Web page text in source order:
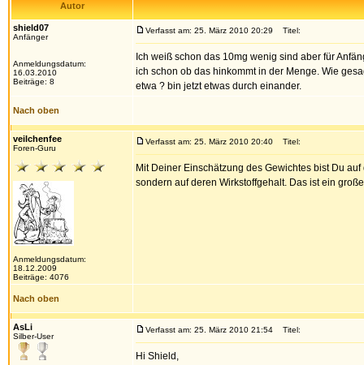
Autor
shield07
Anfänger
Anmeldungsdatum:
16.03.2010
Beiträge: 8
Verfasst am: 25. März 2010 20:29 Titel:
Ich weiß schon das 10mg wenig sind aber für
ich schon ob das hinkommt in der Menge. Wie
etwa ? bin jetzt etwas durch einander.
Nach oben
veilchenfee
Foren-Guru
Anmeldungsdatum:
18.12.2009
Beiträge: 4076
Verfasst am: 25. März 2010 20:40 Titel:
Mit Deiner Einschätzung des Gewichtes bist Du
sondern auf deren Wirkstoffgehalt. Das ist ein
Nach oben
AsLi
Silber-User
Verfasst am: 25. März 2010 21:54 Titel:
Hi Shield,